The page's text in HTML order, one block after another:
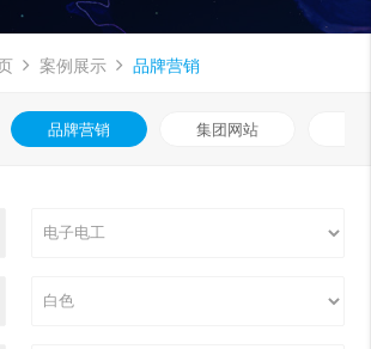
案例展示 品牌营销
品牌营销 集团网站